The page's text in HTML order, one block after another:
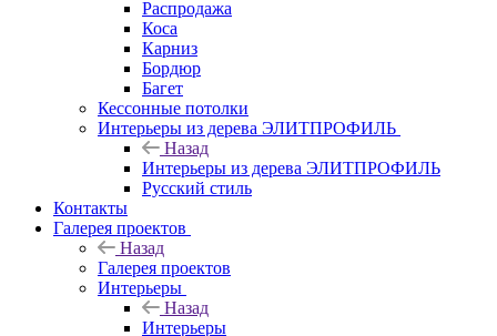
Распродажа
Коса
Карниз
Бордюр
Багет
Кессонные потолки
Интерьеры из дерева ЭЛИТПРОФИЛЬ
Назад
Интерьеры из дерева ЭЛИТПРОФИЛЬ
Русский стиль
Контакты
Галерея проектов
Назад
Галерея проектов
Интерьеры
Назад
Интерьеры